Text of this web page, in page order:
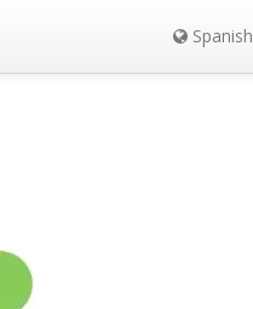
Spanish